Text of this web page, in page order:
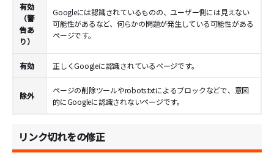
有効
（警
告あ
り）
Googleには認識されているものの、ユーザー側には見えない
可能性があるなど、何らかの問題が発生している可能性がある
ページです。
有効 正しくGoogleに認識されているページです。
除外
ページの削除ツールやrobots.txtによるブロックなどで、意図
的にGoogleに認識されないページです。
リンク切れをの修正